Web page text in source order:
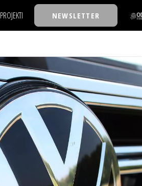
PROJEKTI
TASTY TALKS
30 ISPOD 30
BACK TO OFFICE/SCHOOL
BIZBENDOVI
BIZKOLEGIJUM
BMW BIZNIS LIGA
BIZLIFE WEEK
NEWSLETTER
NAJKOLEGA
30 ISPOD 30
BACK TO OFFICE/SCHOOL
BIZBENDOVI
BIZKOLEGIJUM
BMW BIZNIS LIGA
BIZLIFE WEEK
IZJAVA GODINE